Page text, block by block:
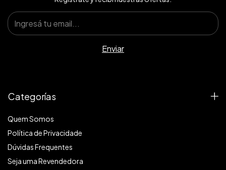
Categorías
Quem Somos
Política de Privacidade
Dúvidas Frequentes
Seja uma Revendedora